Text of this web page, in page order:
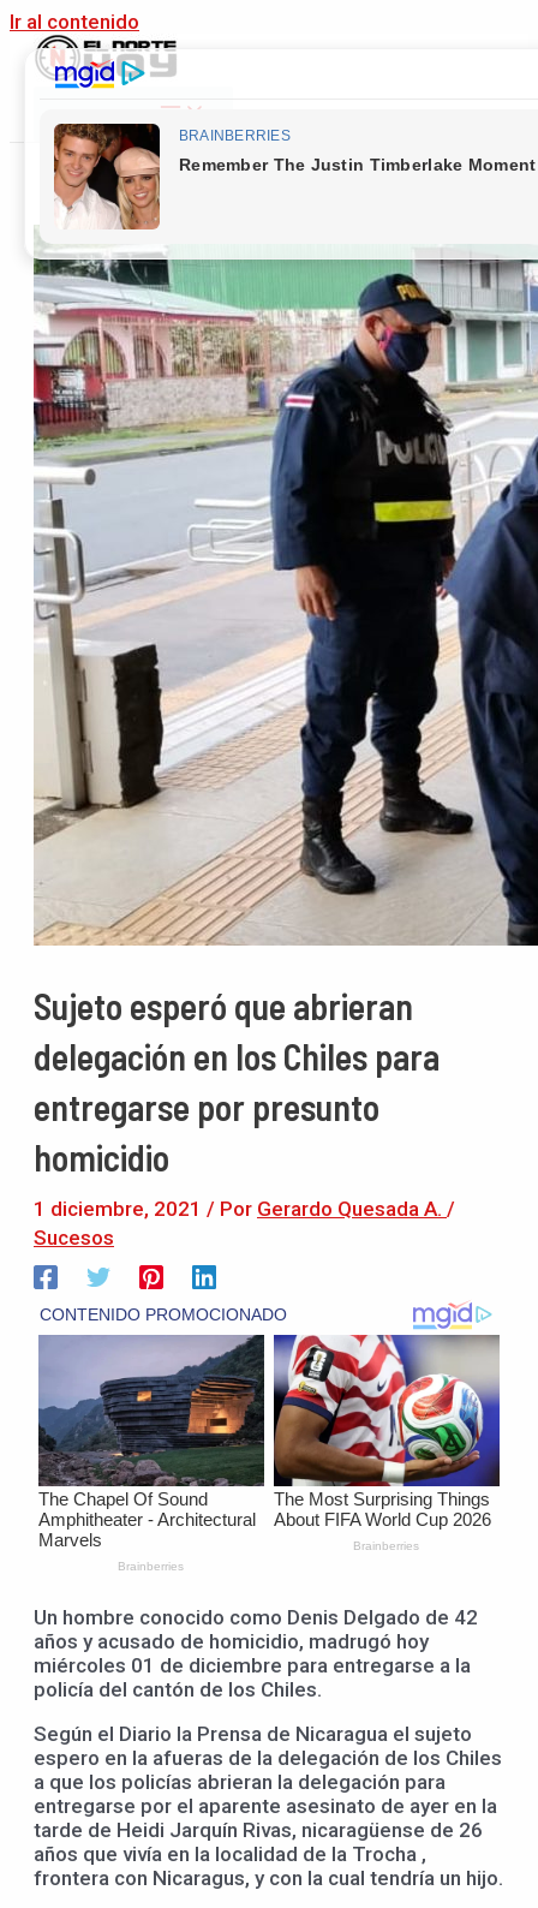
Ir al contenido
Main Menu
Sujeto esperó que abrieran
delegación en los Chiles para
entregarse por presunto
homicidio
1 diciembre, 2021 / Por Gerardo Quesada A. /
Sucesos
Un hombre conocido como Denis Delgado de 42
años y acusado de homicidio, madrugó hoy
miércoles 01 de diciembre para entregarse a la
policía del cantón de los Chiles.
Según el Diario la Prensa de Nicaragua el sujeto
espero en la afueras de la delegación de los Chiles
a que los policías abrieran la delegación para
entregarse por el aparente asesinato de ayer en la
tarde de Heidi Jarquín Rivas, nicaragüense de 26
años que vivía en la localidad de la Trocha ,
frontera con Nicaragus, y con la cual tendría un hijo.